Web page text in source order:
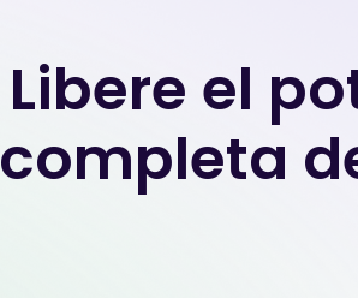
Libere el
completa